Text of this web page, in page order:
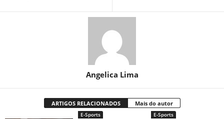
Angelica Lima
ARTIGOS RELACIONADOS Mais do autor
E-Sports E-Sports